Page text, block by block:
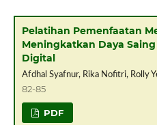
Pelatihan Pemenfaatan
Meningkatkan Daya Saing
Digital
Afdhal Syafnur, Rika Nofitri, Rolly
82-85
PDF